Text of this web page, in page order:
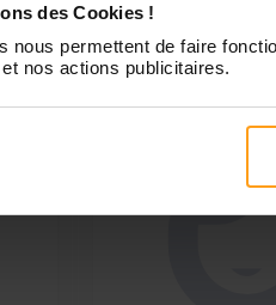
des Cookies !
nous permettent de faire
nos actions publicitaires.
ans dans la même
des enfants de 2 à
très motivée, je fais...